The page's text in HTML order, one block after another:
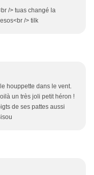
/> tuas changé la
/> tilk
houppette dans le vent.
un très joli petit héron !
de ses pattes aussi